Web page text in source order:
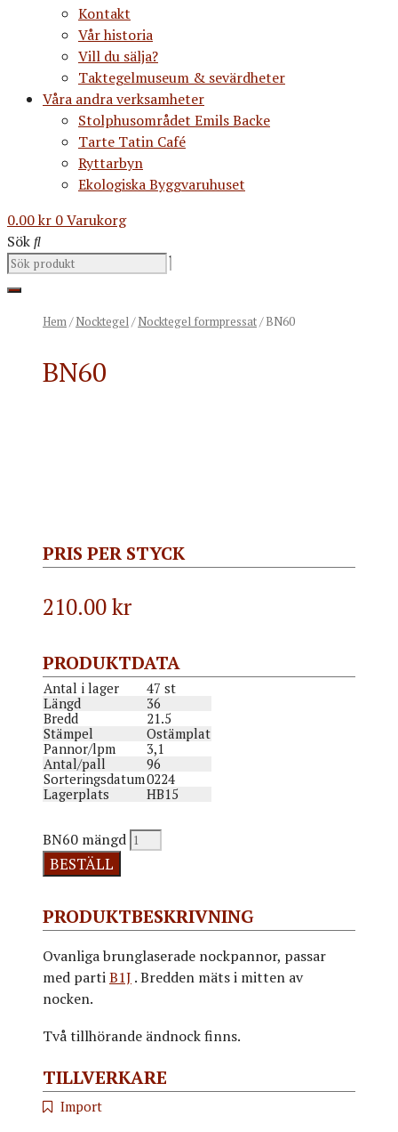
Kontakt
Vår historia
Vill du sälja?
Taktegelmuseum & sevärdheter
Våra andra verksamheter
Stolphusområdet Emils Backe
Tarte Tatin Café
Ryttarbyn
Ekologiska Byggvaruhuset
0.00kr 0Varukorg
Sök
Hem/Nocktegel/Nocktegel formpressat/ BN60
BN60
PRIS PER STYCK
210.00kr
PRODUKTDATA
Antal i lager
47 st
Längd
36
Bredd
21.5
Stämpel
Ostämplat
Pannor/lpm
3,1
Antal/pall
96
Sorteringsdatum0224
Lagerplats
HB15
BN60 mängd
BESTÄLL
PRODUKTBESKRIVNING
Ovanliga brunglaserade nockpannor, passar
med partiB1J . Bredden mäts i mitten av
nocken.
Två tillhörande ändnock finns.
TILLVERKARE
Import